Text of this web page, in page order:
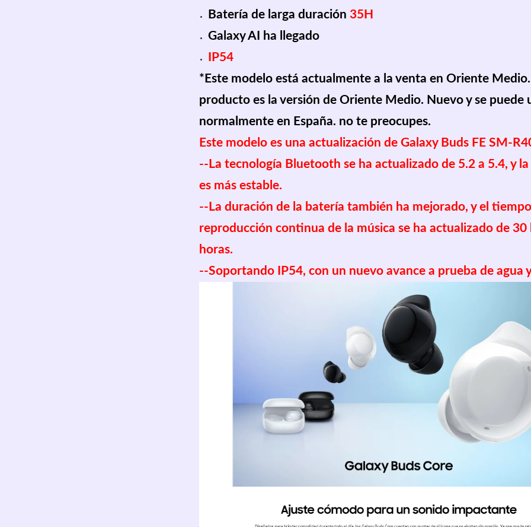
Batería de larga duración 35H
Galaxy AI ha llegado
IP54
*Este modelo está actualmente a la venta en Oriente
producto es la versión de Oriente Medio. Nuevo y se puede
normalmente en España. no te preocupes.
Este modelo es una actualización de Galaxy Buds FE SM-
--La tecnología Bluetooth se ha actualizado de 5.2 a 5.4, y
es más estable.
--La duración de la batería también ha mejorado, y el
reproducción continua de la música se ha actualizado de 30
horas.
--Soportando IP54, con un nuevo avance a prueba de agua